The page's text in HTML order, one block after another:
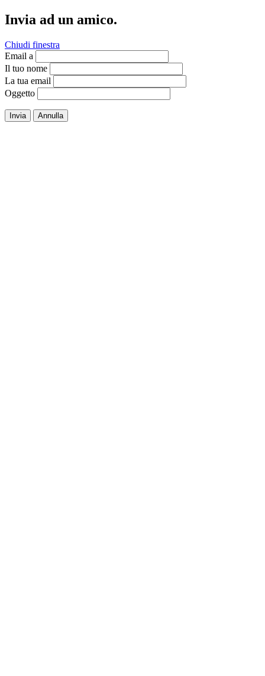
Invia ad un amico.
Chiudi finestra
Email a
Il tuo nome
La tua email
Oggetto
Invia Annulla